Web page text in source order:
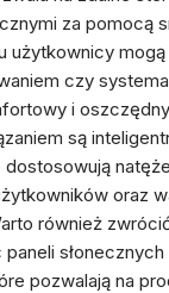
za pomocą
użytkownicy
czy
i
są
oraz
również
pozwalają na